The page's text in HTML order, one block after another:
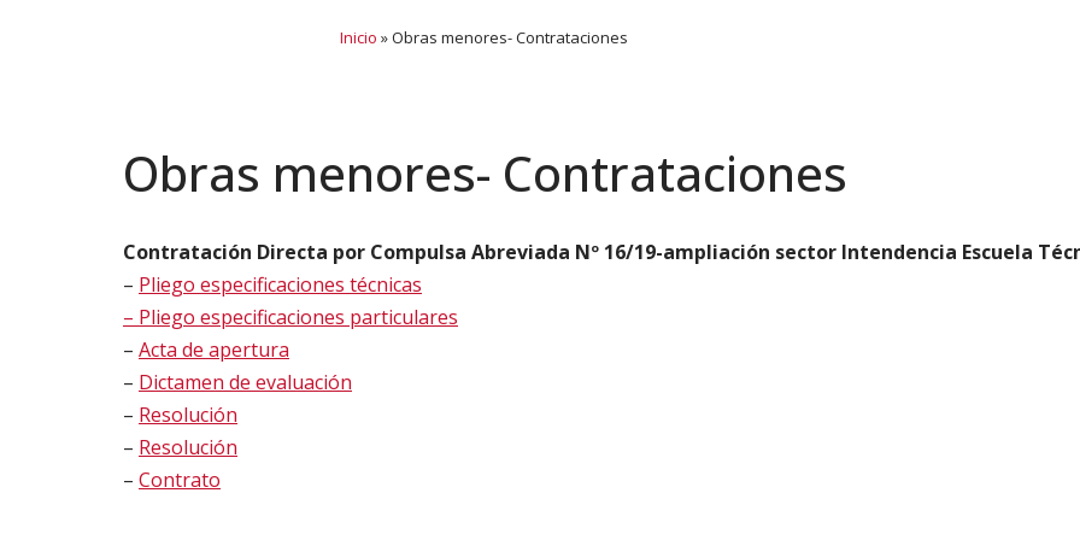
Inicio »Obras menores- Contrataciones
Obras menores- Contrataciones
Contratación Directa por Compulsa Abreviada Nº 16/19-ampliación sector Intendencia Escuela
– Pliego especificaciones técnicas
– Pliego especificaciones particulares
– Acta de apertura
– Dictamen de evaluación
– Resolución
– Resolución
– Contrato